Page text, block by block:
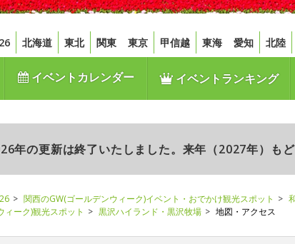
北海道 東北 関東 東京 甲信越 東海 愛知 北陸
イベントカレンダー イベントランキング
年の更新は終了いたしました。来年（2027年）も
関西のGW(ゴールデンウィーク)イベント・おでかけ観光スポット
ーク)観光スポット
黒沢ハイランド・黒沢牧場 地図・アクセス